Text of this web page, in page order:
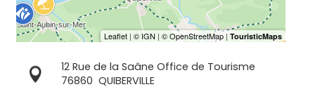
12 Rue de la Saâne Office de Tourisme
76860 QUIBERVILLE